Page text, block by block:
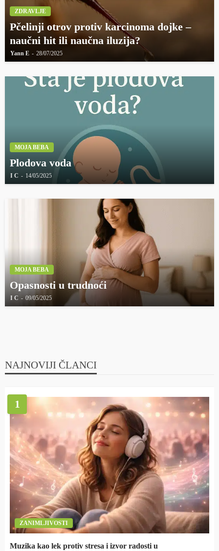
ZDRAVLJE
Pčelinji otrov protiv karcinoma dojke –
naučni hit ili naučna iluzija?
Yann E 28/07/2025
MOJA BEBA
Plodova voda
I C 14/05/2025
MOJA BEBA
Opasnosti u trudnoći
I C 09/05/2025
NAJNOVIJI ČLANCI
1
ZANIMLJIVOSTI
Muzika kao lek protiv stresa i izvor radosti u